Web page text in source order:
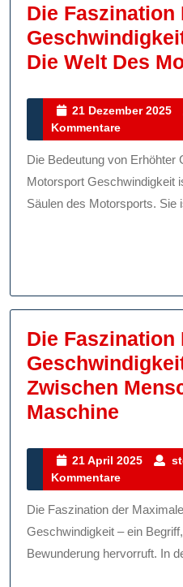
Die Faszination
Die Welt Des
21 Dezember 2025
Kommentare
Die Bedeutung von Erhöhter Geschwindigkeit im
Motorsport Geschwindigkeit
Säulen des Motorsports. Sie
Die Faszination
Zwischen
Maschine
Der
Ein
Spiel
21 April 2025
21
2025
Kommentare
Die Faszination der Maximalen Geschwindigkeit Maximale
Geschwindigkeit – ein
Bewunderung hervorruft. In